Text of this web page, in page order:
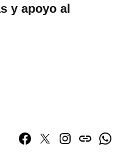
y apoyo al
Facebook
TwitterInstagram
issuu